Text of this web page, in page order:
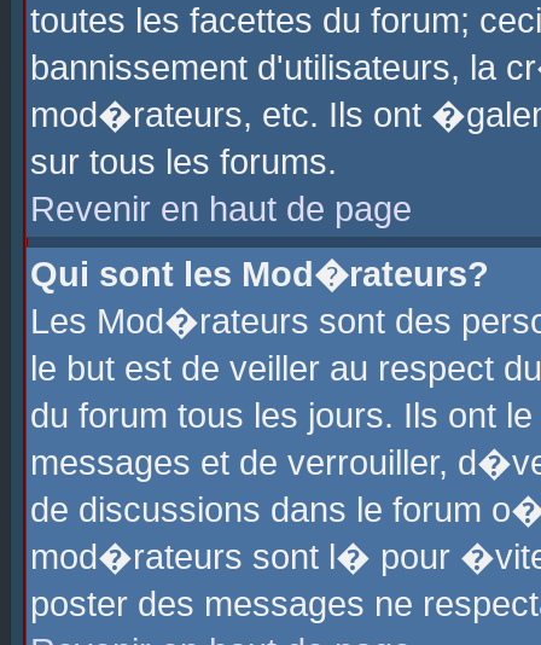
toutes les facettes du forum;
bannissement d'utilisateurs, la
mod�rateurs, etc. Ils ont
sur tous les forums.
Revenir en haut de page
Qui sont les Mod�rateurs?
Les Mod�rateurs sont des
le but est de veiller au respect
du forum tous les jours. Ils ont
messages et de verrouiller,
de discussions dans le forum
mod�rateurs sont l� pour
poster des messages ne